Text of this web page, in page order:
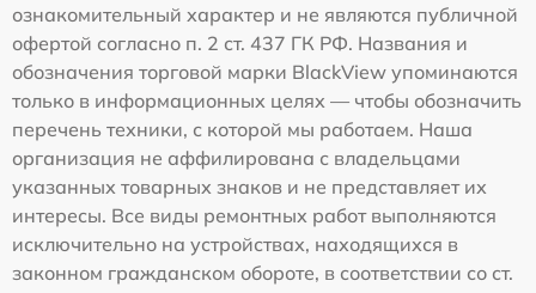
ознакомительный характер и не являются публичной
офертой согласно п. 2 ст. 437 ГК РФ. Названия и
обозначения торговой марки BlackView упоминаются
только в информационных целях — чтобы обозначить
перечень техники, с которой мы работаем. Наша
организация не аффилирована с владельцами
указанных товарных знаков и не представляет их
интересы. Все виды ремонтных работ выполняются
исключительно на устройствах, находящихся в
законном гражданском обороте, в соответствии со ст.